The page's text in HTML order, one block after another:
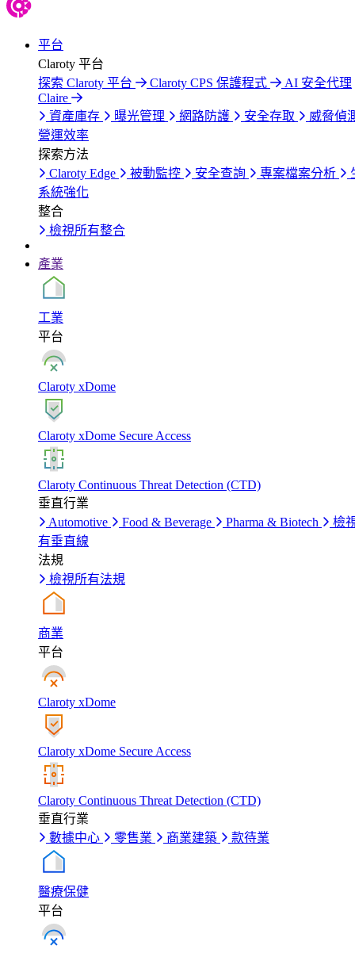
平台
Claroty 平台
探索 Claroty 平台
Claroty CPS 保護程式
AI 安全代理
Claire
資產庫存
曝光管理 網路防護 安全存取
威脅偵
營運效率
探索方法
Claroty Edge
被動監控 安全查詢 專案檔案分析
系統強化
整合
檢視所有整合
產業
工業
平台
Claroty xDome
Claroty xDome Secure Access
Claroty Continuous Threat Detection (CTD)
垂直行業
Automotive
Food & Beverage Pharma & Biotech
檢
有垂直線
法規
檢視所有法規
商業
平台
Claroty xDome
Claroty xDome Secure Access
Claroty Continuous Threat Detection (CTD)
垂直行業
數據中心
零售業 商業建築 款待業
醫療保健
平台